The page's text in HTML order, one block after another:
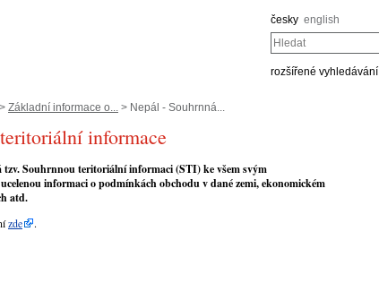
česky english
Hledat
rozšířené vyhledávání
> Základní informace o... > Nepál - Souhrnná...
informace
Souhrnnou teritoriální informaci (STI) ke všem svým
informaci o podmínkách obchodu v dané zemi, ekonomickém
atd.
zde .